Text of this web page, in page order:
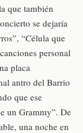
que también
se dejaría
“Célula que
personal
placa
antro del Barrio
que ese
un Grammy”. De
una noche en